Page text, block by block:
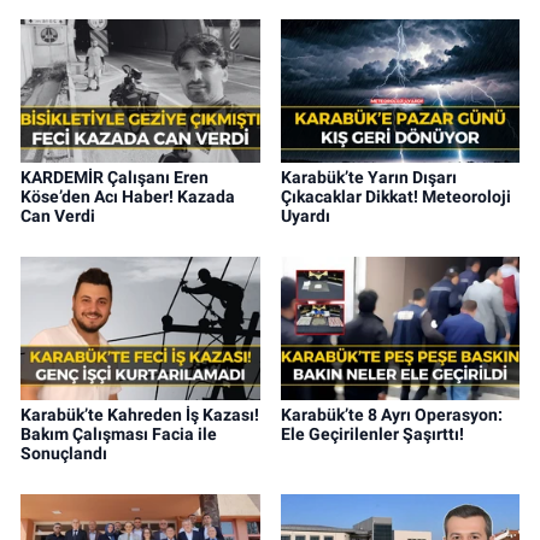
KARDEMİR Çalışanı Eren
Köse’den Acı Haber! Kazada
Can Verdi
Karabük’te Yarın Dışarı
Çıkacaklar Dikkat! Meteoroloji
Uyardı
Karabük’te Kahreden İş Kazası!
Bakım Çalışması Facia ile
Sonuçlandı
Karabük’te 8 Ayrı Operasyon:
Ele Geçirilenler Şaşırttı!